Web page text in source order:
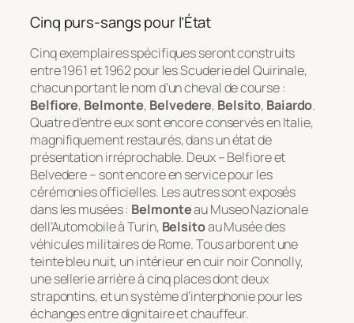
Cinq purs-sangs pour l’État
Cinq exemplaires spécifiques seront construits
entre 1961 et 1962 pour lesScuderie del Quirinale,
chacun portant le nom d’un cheval de course :
Belfiore, Belmonte, Belvedere, Belsito, Baiardo.
Quatre d’entre eux sont encore conservés en Italie,
magnifiquement restaurés, dans un état de
présentation irréprochable. Deux – Belfiore et
Belvedere – sont encore en service pour les
cérémonies officielles. Les autres sont exposés
dans les musées : Belmonteau Museo Nazionale
dell’Automobile à Turin, Belsitoau Musée des
véhicules militaires de Rome. Tous arborent une
teinte bleu nuit, un intérieur en cuir noir Connolly,
une sellerie arrière à cinq places dont deux
strapontins, et un système d’interphonie pour les
échanges entre dignitaire et chauffeur.